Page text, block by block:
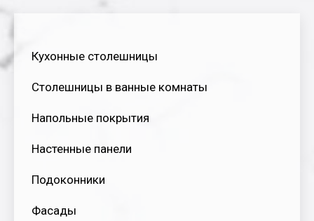
Кухонные столешницы
Столешницы в ванные комнаты
Напольные покрытия
Настенные панели
Подоконники
Фасады